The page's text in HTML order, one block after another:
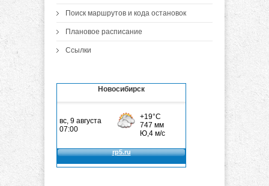
Поиск маршрутов и кода остановок
Плановое расписание
Ссылки
Новосибирск